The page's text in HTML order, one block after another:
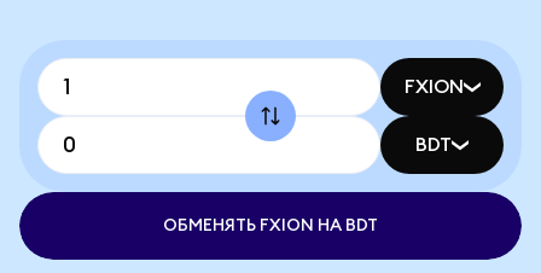
FXION
BDT
ОБМЕНЯТЬ FXION НА BDT